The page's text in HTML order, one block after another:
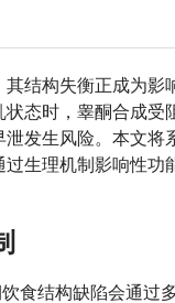
结构失衡正成为影
态时，睾酮合成受
发生风险。本文将
生理机制影响性功
食结构缺陷会通过